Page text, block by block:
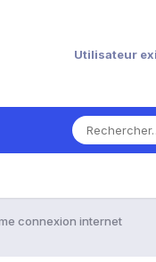
Utilisateur
connexion internet